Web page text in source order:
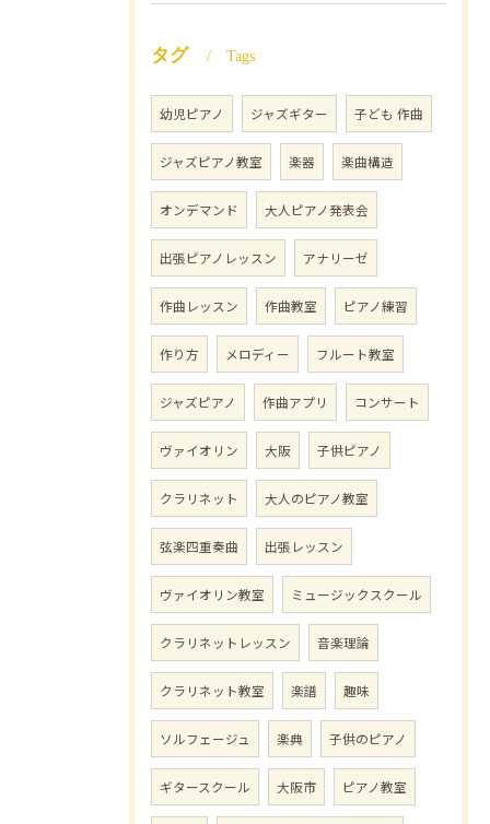
タグ Tags
幼児ピアノ ジャズギター 子ども 作曲
ジャズピアノ教室 楽器 楽曲構造
オンデマンド 大人ピアノ発表会
出張ピアノレッスン アナリーゼ
作曲レッスン 作曲教室 ピアノ練習
作り方 メロディー フルート教室
ジャズピアノ 作曲アプリ コンサート
ヴァイオリン 大阪 子供ピアノ
クラリネット 大人のピアノ教室
弦楽四重奏曲 出張レッスン
ヴァイオリン教室 ミュージックスクール
クラリネットレッスン 音楽理論
クラリネット教室 楽譜 趣味
ソルフェージュ 楽典 子供のピアノ
ギタースクール 大阪市 ピアノ教室